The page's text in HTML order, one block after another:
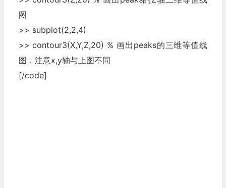
图
>> subplot(2,2,4)
>> contour3(X,Y,Z,20) % 画出peaks的三维等值线
图，注意x,y轴与上图不同
[/code]